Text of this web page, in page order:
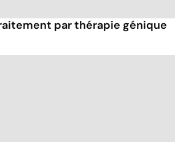
par thérapie génique